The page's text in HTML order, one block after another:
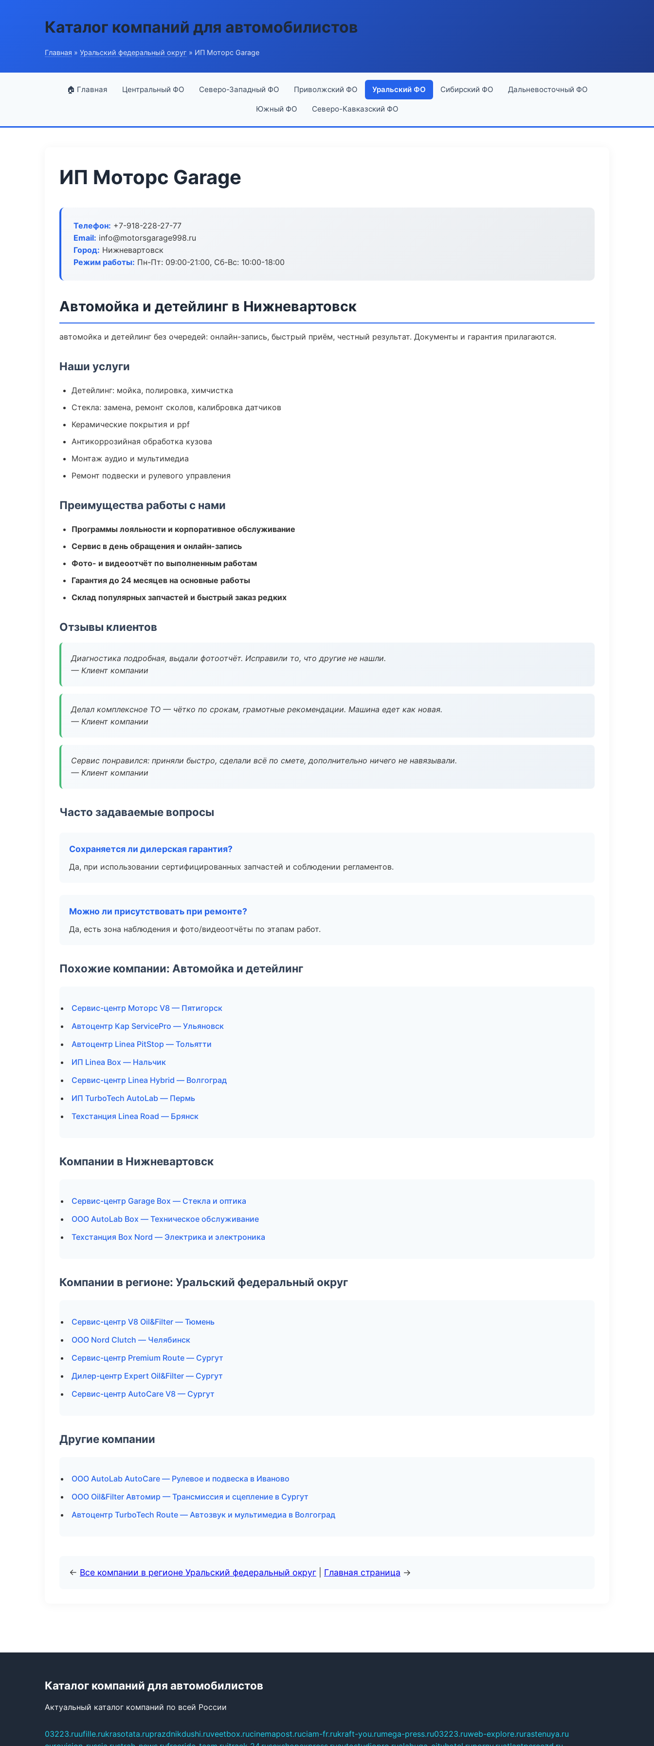
Каталог компаний для автомобилистов
Главная » Уральский федеральный округ » ИП Моторс Garage
🏠 Главная Центральный ФО Северо-Западный ФО Приволжский ФО Уральский ФО Сибирский ФО Дальневосточный ФО
Южный ФО Северо-Кавказский ФО
ИП Моторс Garage
Телефон: +7-918-228-27-77
Email: info@motorsgarage998.ru
Город: Нижневартовск
Режим работы: Пн-Пт: 09:00-21:00, Сб-Вс: 10:00-18:00
Автомойка и детейлинг в Нижневартовск
автомойка и детейлинг без очередей: онлайн-запись, быстрый приём, честный результат. Документы и гарантия прилагаются.
Наши услуги
Детейлинг: мойка, полировка, химчистка
Стекла: замена, ремонт сколов, калибровка датчиков
Керамические покрытия и ppf
Антикоррозийная обработка кузова
Монтаж аудио и мультимедиа
Ремонт подвески и рулевого управления
Преимущества работы с нами
Программы лояльности и корпоративное обслуживание
Сервис в день обращения и онлайн-запись
Фото- и видеоотчёт по выполненным работам
Гарантия до 24 месяцев на основные работы
Склад популярных запчастей и быстрый заказ редких
Отзывы клиентов
Диагностика подробная, выдали фотоотчёт. Исправили то, что другие не нашли.
— Клиент компании
Делал комплексное ТО — чётко по срокам, грамотные рекомендации. Машина едет как новая.
— Клиент компании
Сервис понравился: приняли быстро, сделали всё по смете, дополнительно ничего не навязывали.
— Клиент компании
Часто задаваемые вопросы
Сохраняется ли дилерская гарантия?
Да, при использовании сертифицированных запчастей и соблюдении регламентов.
Можно ли присутствовать при ремонте?
Да, есть зона наблюдения и фото/видеоотчёты по этапам работ.
Похожие компании: Автомойка и детейлинг
Сервис-центр Моторс V8 — Пятигорск
Автоцентр Кар ServicePro — Ульяновск
Автоцентр Linea PitStop — Тольятти
ИП Linea Box — Нальчик
Сервис-центр Linea Hybrid — Волгоград
ИП TurboTech AutoLab — Пермь
Техстанция Linea Road — Брянск
Компании в Нижневартовск
Сервис-центр Garage Box — Стекла и оптика
ООО AutoLab Box — Техническое обслуживание
Техстанция Box Nord — Электрика и электроника
Компании в регионе: Уральский федеральный округ
Сервис-центр V8 Oil&Filter — Тюмень
ООО Nord Clutch — Челябинск
Сервис-центр Premium Route — Сургут
Дилер-центр Expert Oil&Filter — Сургут
Сервис-центр AutoCare V8 — Сургут
Другие компании
ООО AutoLab AutoCare — Рулевое и подвеска в Иваново
ООО Oil&Filter Автомир — Трансмиссия и сцепление в Сургут
Автоцентр TurboTech Route — Автозвук и мультимедиа в Волгоград
← Все компании в регионе Уральский федеральный округ Главная страница →
Каталог компаний для автомобилистов
Актуальный каталог компаний по всей России
03223.ruufille.rukrasotata.ruprazdnikdushi.ruveetbox.rucinemapost.ruciam-fr.rukraft-you.rumega-press.ru03223.ruweb-explore.rurastenuya.ru